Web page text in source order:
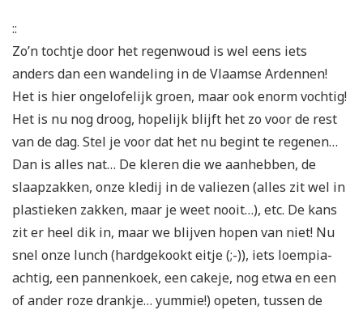
::
Zo’n tochtje door het regenwoud is wel eens iets
anders dan een wandeling in de Vlaamse Ardennen!
Het is hier ongelofelijk groen, maar ook enorm vochtig!
Het is nu nog droog, hopelijk blijft het zo voor de rest
van de dag. Stel je voor dat het nu begint te regenen…
Dan is alles nat… De kleren die we aanhebben, de
slaapzakken, onze kledij in de valiezen (alles zit wel in
plastieken zakken, maar je weet nooit…), etc. De kans
zit er heel dik in, maar we blijven hopen van niet! Nu
snel onze lunch (hardgekookt eitje (;-)), iets loempia-
achtig, een pannenkoek, een cakeje, nog etwa en een
of ander roze drankje… yummie!) opeten, tussen de